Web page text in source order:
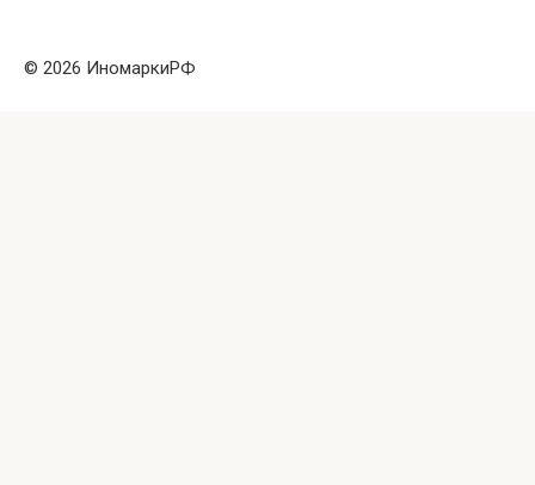
© 2026 ИномаркиРФ